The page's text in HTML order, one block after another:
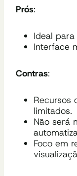
Prós:
Ideal
Interface
Contras:
Recursos
limitados.
Não será
Foco em